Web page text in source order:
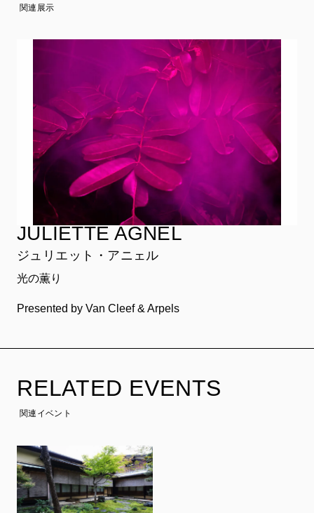
関連展示
JULIETTE AGNEL
ジュリエット・アニェル
光の薫り
Presented by Van Cleef & Arpels
RELATED EVENTS
関連イベント